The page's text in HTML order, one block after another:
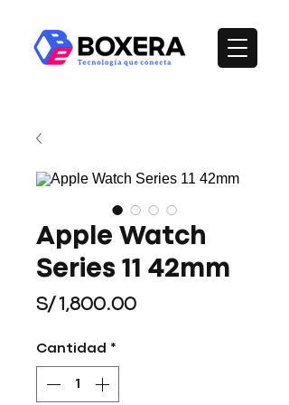
Apple Watch
Series 11 42mm
S/ 1,800.00Precio
Cantidad *